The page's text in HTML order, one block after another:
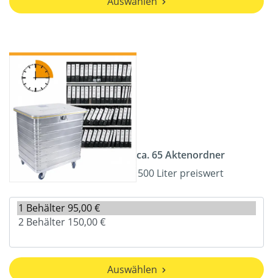
ca. 65 Aktenordner
500 Liter preiswert
Auswählen